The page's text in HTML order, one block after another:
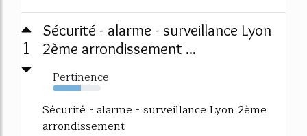
1
Sécurité - alarme - surveillance Lyon
2ème arrondissement ...
Pertinence
58%
Sécurité - alarme - surveillance Lyon 2ème
arrondissement